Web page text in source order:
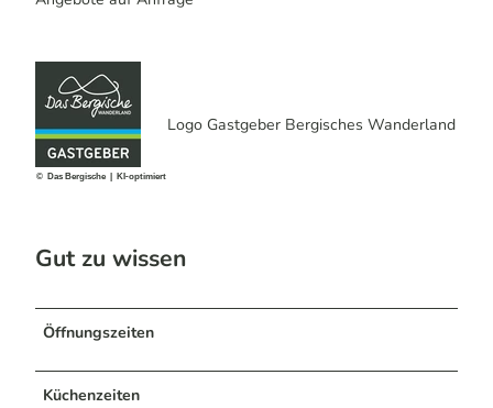
© Das Bergische | KI-optimiert
Logo Gastgeber Bergisches Wanderland
Gut zu wissen
Öffnungszeiten
Küchenzeiten